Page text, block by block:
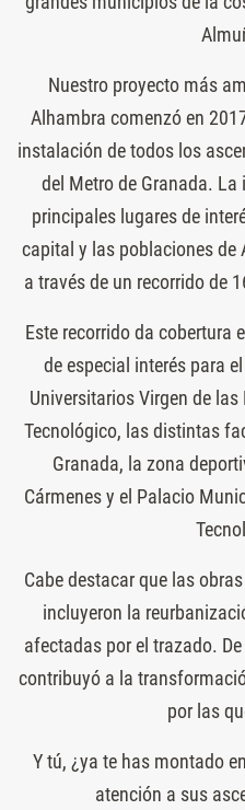
Nuestro proyecto más
Alhambra comenzó en
instalación de todos los
del Metro de Granada.
principales lugares de
capital y las poblaciones de
a través de un recorrido de
Este recorrido da cobertura
de especial interés para
Universitarios Virgen de
Tecnológico, las distintas
Granada, la zona
Cármenes y el Palacio
Cabe destacar que las
incluyeron la
afectadas por el trazado.
contribuyó a la
por las
Y tú, ¿ya te has montado
atención a sus